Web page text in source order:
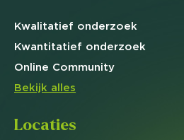
Kwalitatief onderzoek
Kwantitatief onderzoek
Online Community
Bekijk alles
Locaties